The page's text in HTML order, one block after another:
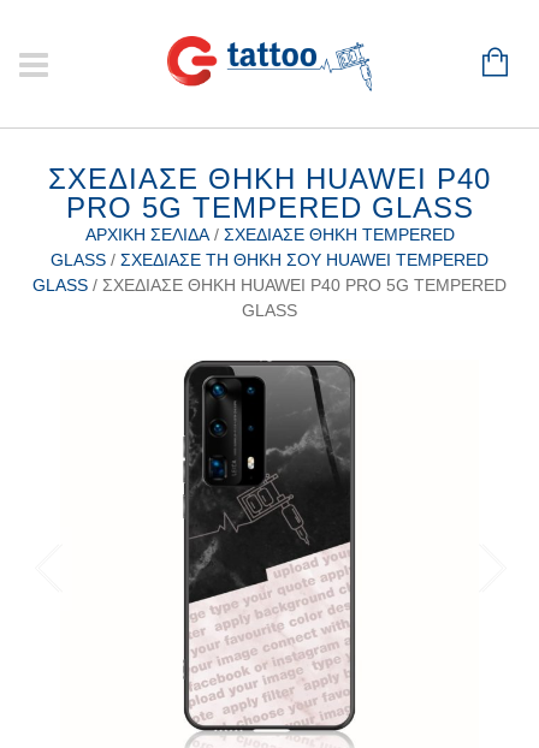
ΣΧΕΔΊΑΣΕ ΘΉΚΗ HUAWEI P40
PRO 5G TEMPERED GLASS
ΑΡΧΙΚΉ ΣΕΛΊΔΑ/ ΣΧΕΔΊΑΣΕ ΘΉΚΗ TEMPERED
GLASS / ΣΧΕΔΊΑΣΕ ΤΗ ΘΉΚΗ ΣΟΥ HUAWEI TEMPERED
GLASS / ΣΧΕΔΊΑΣΕ ΘΉΚΗ HUAWEI P40 PRO 5G TEMPERED
GLASS